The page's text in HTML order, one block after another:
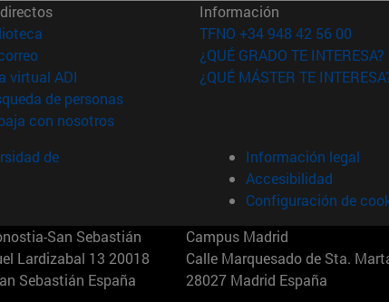
(abre en nueva ventana)
(abre en nueva ventana)
virtual ADI (abre en nueva ventana)
de personas(abre en nueva ventana)
con nosotros(abre en nueva ventana)
Información
TFNO +34 948 42 56 00
¿QUÉ GRADO TE INTERESA?
¿QUÉ MÁSTER TE
de
Información legal
Accesibilidad
Configuración de
San Sebastián
Lardizabal 13 20018
Sebastián España
Campus Madrid
Calle Marquesado de Sta.
28027 Madrid España